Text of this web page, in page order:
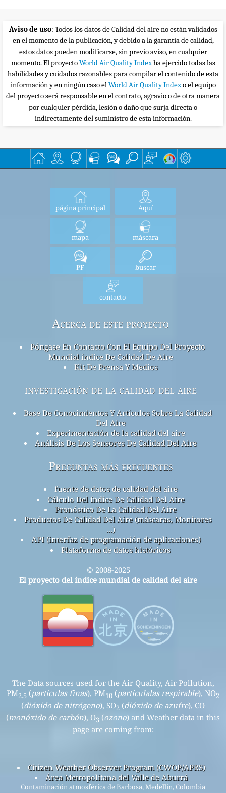
Aviso de uso: Todos los datos de Calidad del aire no están validados
en el momento de la publicación, y debido a la garantía de calidad,
estos datos pueden modificarse, sin previo aviso, en cualquier
momento. El proyectoWorld Air Quality Indexha ejercido todas las
habilidades y cuidados razonables para compilar el contenido de esta
información y en ningún caso elWorld Air Quality Indexo el equipo
del proyecto será responsable en el contrato, agravio o de otra manera
por cualquier pérdida, lesión o daño que surja directa o
indirectamente del suministro de esta información.
página principal Aquí
mapa máscara
PF buscar
contacto
Acerca de este proyecto
Póngase En Contacto Con El Equipo Del Proyecto
Mundial índice De Calidad De Aire
Kit De Prensa Y Medios
investigación de la calidad del aire
Base De Conocimientos Y Artículos Sobre La Calidad
Del Aire
Experimentación de la calidad del aire
Análisis De Los Sensores De Calidad Del Aire
Preguntas más frecuentes
fuente de datos de calidad del aire
Cálculo Del índice De Calidad Del Aire
Pronóstico De La Calidad Del Aire
Productos De Calidad Del Aire (máscaras, Monitores
...)
API (interfaz de programación de aplicaciones)
Plataforma de datos históricos
© 2008-2025
El proyecto del índice mundial de calidad del aire
The Data sources used for the Air Quality, Air Pollution,
PM2.5 (partículas finas), PM10 (particulalas respirable), NO2
(dióxido de nitrógeno), SO2 (dióxido de azufre), CO
(monóxido de carbón), O3 (ozono) and Weather data in this
page are coming from:
Citizen Weather Observer Program (CWOP/APRS)
Área Metropolitana del Valle de Aburrá
Contaminación atmosférica de Barbosa, Medellín, Colombia